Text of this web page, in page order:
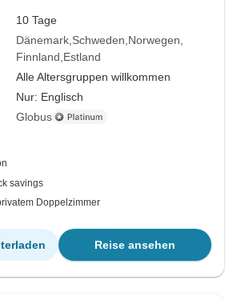
10 Tage
Dänemark Schweden Norwegen
Finnland Estland
Alle Altersgruppen willkommen
Nur: Englisch
Globus
savings
Doppelzimmer
Reise ansehen